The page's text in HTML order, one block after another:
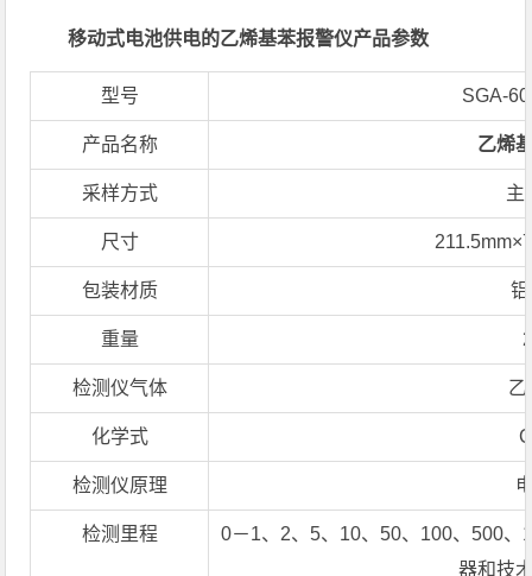
移动式电池供电的乙烯基苯报警仪产品参数
型号 SGA-
产品名称 乙烯
采样方式 主
尺寸
包装材质
重量
检测仪气体 乙
化学式
检测仪原理
检测里程
0－1、2、5、10、50、100、500
器和技